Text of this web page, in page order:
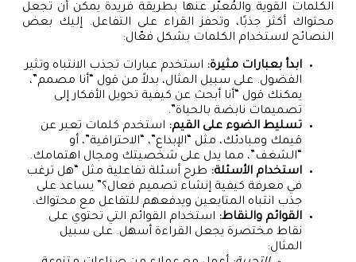
الكلمات القوية والمُعبَّر عنها بطريقة فريدة يمكن أن تجعل
محتواك أكثر جذبًا، وتحفز القراء على التفاعل. إليك بعض
النصائح لاستخدام الكلمات بشكل فعّال:
ابدأ بعبارات مثيرة: استخدم عبارات تجذب الانتباه وتثير
الفضول. على سبيل المثال، بدلاً من قول “أنا مصمم”،
يمكنك قول “أنا أبحث عن كيفية تحويل الأفكار إلى
تصميمات نابضة بالحياة”.
تسليط الضوء على القيم: استخدم كلمات تعبر عن
قيمك ومبادئك، مثل “الإبداع”، “الاحترافية”، أو
“الشغف”، مما يدل على شخصيتك ومجال اهتمامك.
استخدام الأسئلة: طرح أسئلة تفاعلية مثل “هل ترغب
في معرفة كيفية إنشاء تصميم فعال؟” يساعد على
جذب انتباه المتابعين ويدفعهم للتفاعل مع محتواك.
القوائم والنقاط: استخدام القوائم التي تحتوي على
نقاط مختصرة يجعل القراءة أسهل. على سبيل
المثال: